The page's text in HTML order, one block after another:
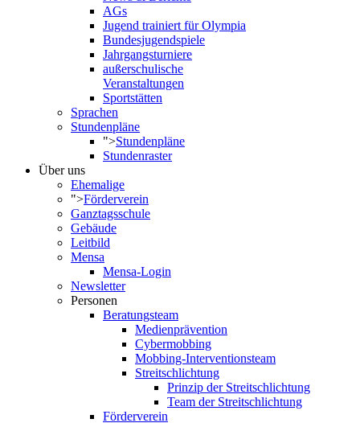
AGs
Jugend trainiert für Olympia
Bundesjugendspiele
Jahrgangsturniere
außerschulische
Veranstaltungen
Sportstätten
Sprachen
Stundenpläne
">Stundenpläne
Stundenraster
Über uns
Ehemalige
">Förderverein
Ganztagsschule
Gebäude
Leitbild
Mensa
Mensa-Login
Newsletter
Personen
Beratungsteam
Medienprävention
Cybermobbing
Mobbing-Interventionsteam
Streitschlichtung
Prinzip der Streitschlichtung
Team der Streitschlichtung
Förderverein